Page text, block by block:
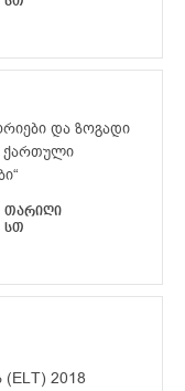
და ზოგადი
ქართული
თარიღი
სთ
2018